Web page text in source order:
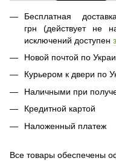
Бесплатная
грн (действует не
исключений доступен
Новой почтой по
Курьером к двери по
Наличными при
Кредитной картой
Наложенный платеж
Все товары обеспечены